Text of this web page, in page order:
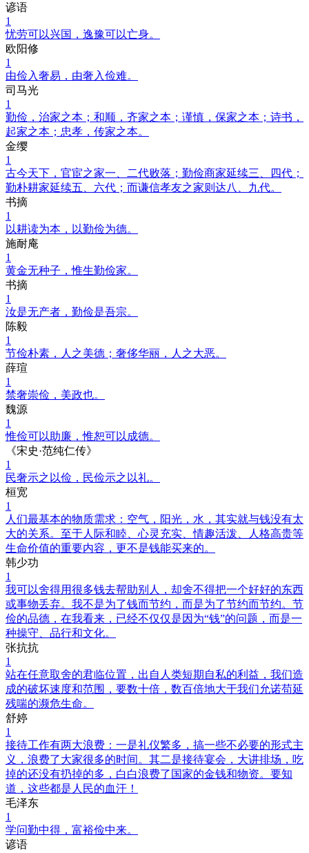
谚语
1
忧劳可以兴国，逸豫可以亡身。
欧阳修
1
由俭入奢易，由奢入俭难。
司马光
1
勤俭，治家之本；和顺，齐家之本；谨慎，保家之本；诗书，
起家之本；忠孝，传家之本。
金缨
1
古今天下，官宦之家一、二代败落；勤俭商家延续三、四代；
勤朴耕家延续五、六代；而谦信孝友之家则达八、九代。
书摘
1
以耕读为本，以勤俭为德。
施耐庵
1
黄金无种子，惟生勤俭家。
书摘
1
汝是无产者，勤俭是吾宗。
陈毅
1
节俭朴素，人之美德；奢侈华丽，人之大恶。
薛瑄
1
禁奢崇俭，美政也。
魏源
1
惟俭可以助廉，惟恕可以成德。
《宋史·范纯仁传》
1
民奢示之以俭，民俭示之以礼。
桓宽
1
人们最基本的物质需求：空气，阳光，水，其实就与钱没有太
大的关系。至于人际和睦、心灵充实、情趣活泼、人格高贵等
生命价值的重要内容，更不是钱能买来的。
韩少功
1
我可以舍得用很多钱去帮助别人，却舍不得把一个好好的东西
或事物丢弃。我不是为了钱而节约，而是为了节约而节约。节
俭的品德，在我看来，已经不仅仅是因为“钱”的问题，而是一
种操守、品行和文化。
张抗抗
1
站在任意取舍的君临位置，出自人类短期自私的利益，我们造
成的破坏速度和范围，要数十倍，数百倍地大于我们允诺苟延
残喘的濒危生命。
舒婷
1
接待工作有两大浪费：一是礼仪繁多，搞一些不必要的形式主
义，浪费了大家很多的时间。其二是接待宴会，大讲排场，吃
掉的还没有扔掉的多，白白浪费了国家的金钱和物资。要知
道，这些都是人民的血汗！
毛泽东
1
学问勤中得，富裕俭中来。
谚语